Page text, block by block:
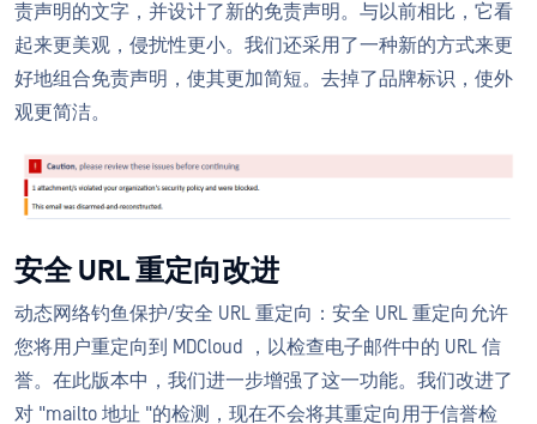
责声明的文字，并设计了新的免责声明。与以前相比，它看
起来更美观，侵扰性更小。我们还采用了一种新的方式来更
好地组合免责声明，使其更加简短。去掉了品牌标识，使外
观更简洁。
安全 URL 重定向改进
动态网络钓鱼保护/安全 URL 重定向：安全 URL 重定向允许
您将用户重定向到 MDCloud ，以检查电子邮件中的 URL 信
誉。在此版本中，我们进一步增强了这一功能。我们改进了
对 "mailto 地址 "的检测，现在不会将其重定向用于信誉检